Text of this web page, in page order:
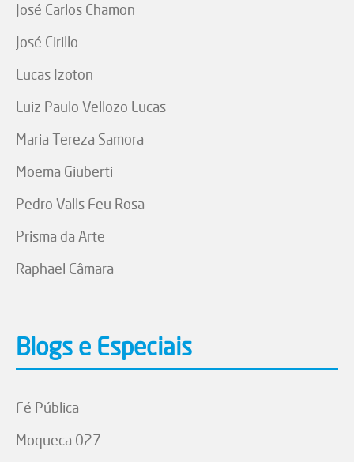
José Carlos Chamon
José Cirillo
Lucas Izoton
Luiz Paulo Vellozo Lucas
Maria Tereza Samora
Moema Giuberti
Pedro Valls Feu Rosa
Prisma da Arte
Raphael Câmara
Blogs e Especiais
Fé Pública
Moqueca 027